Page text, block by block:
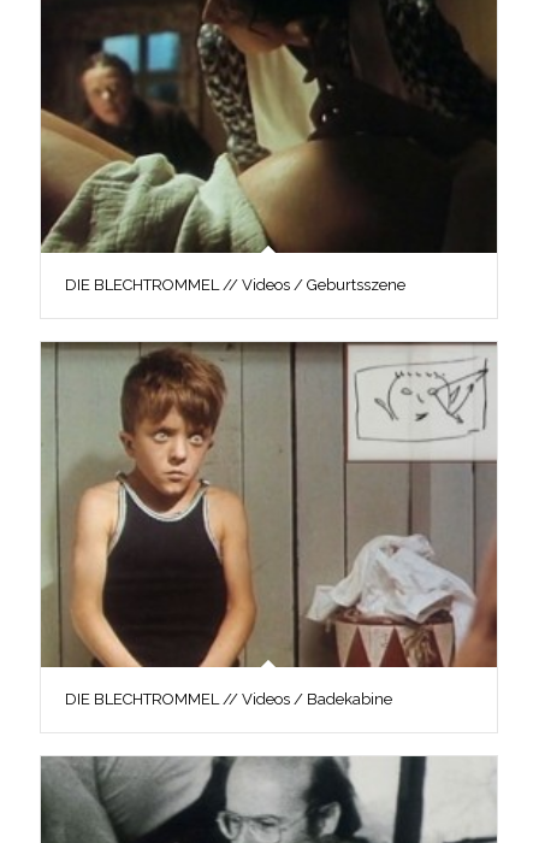
DIE BLECHTROMMEL // Videos / Geburtsszene
DIE BLECHTROMMEL // Videos / Badekabine